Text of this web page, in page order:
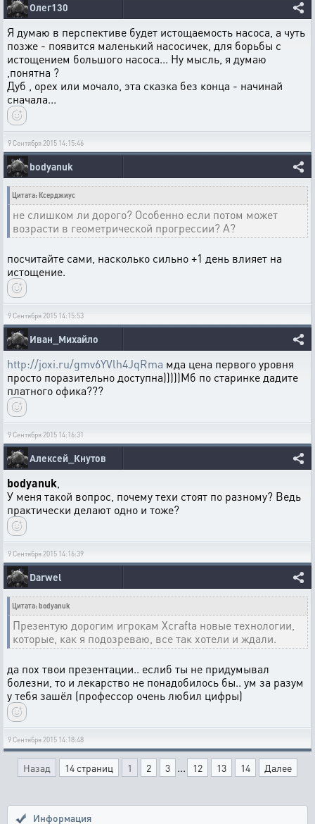
Олег130
Я думаю в перспективе будет истощаемость насоса, а чуть
позже - появится маленький насосичек, для борьбы с
истощением большого насоса... Ну мысль, я думаю
,понятна ?
Дуб , орех или мочало, эта сказка без конца - начинай
сначала...
9 Сентября 2015 14:15:46
bodyanuk
Цитата: Ксерджиус
не слишком ли дорого? Особенно если потом может
возрасти в геометрической прогрессии? А?
посчитайте сами, насколько сильно +1 день влияет на
истощение.
9 Сентября 2015 14:15:53
Иван_Михайло
http://joxi.ru/gmv6YVlh4JqRma мда цена первого уровня
просто поразительно доступна)))))Мб по старинке дадите
платного офика???
9 Сентября 2015 14:16:31
Алексей_Кнутов
bodyanuk,
У меня такой вопрос, почему техи стоят по разному? Ведь
практически делают одно и тоже?
9 Сентября 2015 14:16:39
Darwel
Цитата: bodyanuk
Презентую дорогим игрокам Xcrafta новые технологии,
которые, как я подозреваю, все так хотели и ждали.
да пох твои презентации.. еслиб ты не придумывал
болезни, то и лекарство не понадобилось бы.. ум за разум
у тебя зашёл (профессор очень любил цифры)
9 Сентября 2015 14:18:48
Назад 14 страниц 1 2 3 ... 12 13 14 Далее
Информация